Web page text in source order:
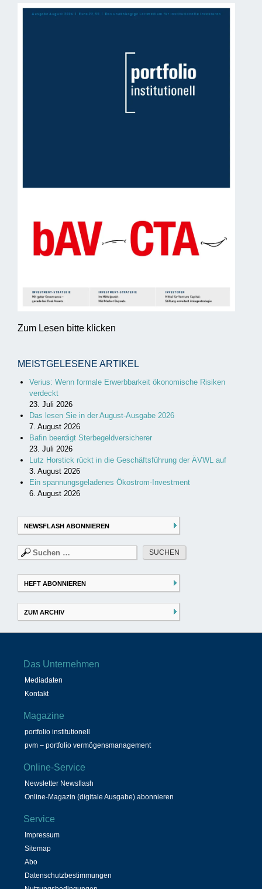
Zum Lesen bitte klicken
MEISTGELESENE ARTIKEL
Verius: Wenn formale Erwerbbarkeit ökonomische Risiken
verdeckt
23. Juli 2026
Das lesen Sie in der August-Ausgabe 2026
7. August 2026
Bafin beerdigt Sterbegeldversicherer
23. Juli 2026
Lutz Horstick rückt in die Geschäftsführung der ÄVWL auf
3. August 2026
Ein spannungsgeladenes Ökostrom-Investment
6. August 2026
NEWSFLASH ABONNIEREN
Suchen
nach:
HEFT ABONNIEREN
ZUM ARCHIV
Das Unternehmen
Mediadaten
Kontakt
Magazine
portfolio institutionell
pvm – portfolio vermögensmanagement
Online-Service
Newsletter Newsflash
Online-Magazin (digitale Ausgabe) abonnieren
Service
Impressum
Sitemap
Abo
Datenschutzbestimmungen